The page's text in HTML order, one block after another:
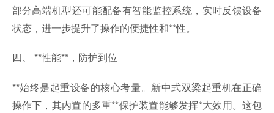
部分高端机型还可能配备有智能监控系统，实时反馈设备
状态，进一步提升了操作的便捷性和**性。
四、 **性能**，防护到位
**始终是起重设备的核心考量。新中式双梁起重机在正确
操作下，其内置的多重**保护装置能够发挥*大效用。这包